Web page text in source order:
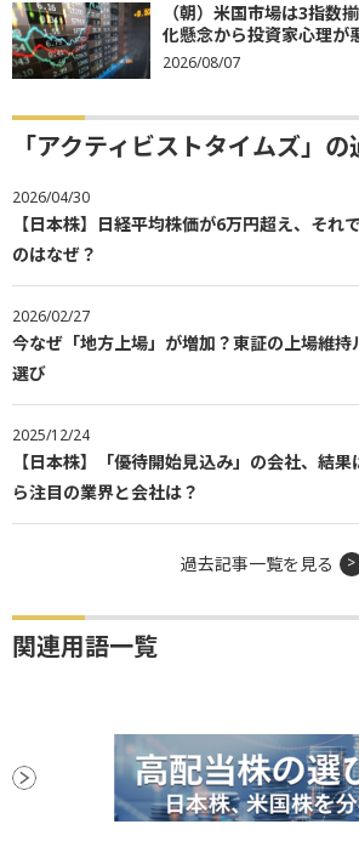
（朝）米国市場は3指
化懸念から投資家心理が
2026/08/07
「アクティビストタイムズ」
2026/04/30
【日本株】日経平均株価が6万円超え、それ
のはなぜ？
2026/02/27
今なぜ「地方上場」が増加？東証の上場維
選び
2025/12/24
【日本株】「優待開始見込み」の会社、結
ら注目の業界と会社は？
過去記事一覧を見る
関連用語一覧